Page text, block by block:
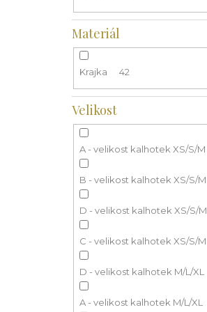
Materiál
Krajka 42
Velikost
A - velikost kalhotek XS/S/M
B - velikost kalhotek XS/S/M
D - velikost kalhotek XS/S/M
C - velikost kalhotek XS/S/M
D - velikost kalhotek M/L/XL
A - velikost kalhotek M/L/XL